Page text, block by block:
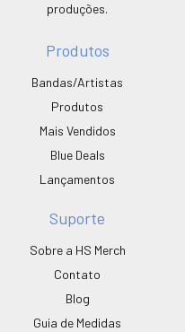
produções.
Produtos
Bandas/Artistas
Produtos
Mais Vendidos
Blue Deals
Lançamentos
Suporte
Sobre a HS Merch
Contato
Blog
Guia de Medidas